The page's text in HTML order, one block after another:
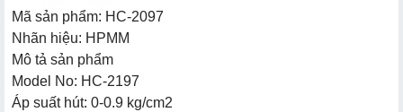
Mã sản phẩm: HC-2097
Nhãn hiệu: HPMM
Mô tả sản phẩm
Model No: HC-2197
Áp suất hút: 0-0.9 kg/cm2